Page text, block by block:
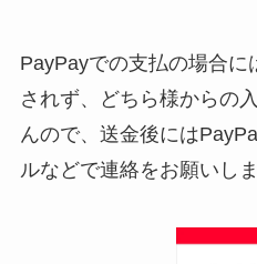
PayPayでの支払の場合
されず、どちら様からの
んので、送金後には
ルなどで連絡をお願いしま